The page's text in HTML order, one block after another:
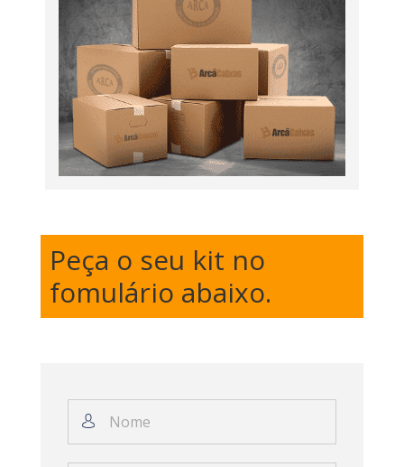
Peça o seu kit no
fomulário abaixo.